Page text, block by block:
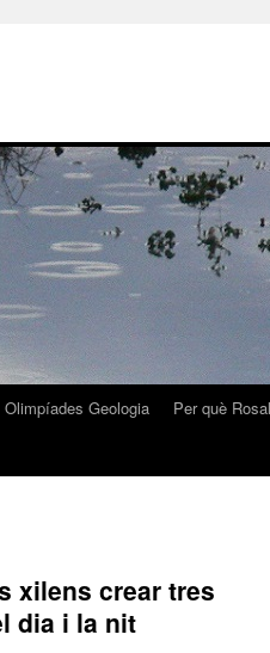
Olimpíades Geologia Per què
xilens crear tres
dia i la nit